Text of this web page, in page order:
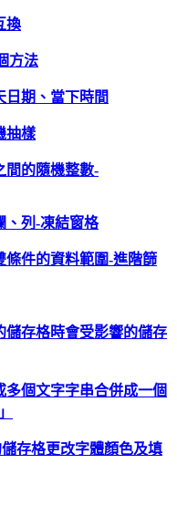
換
方法
日期、當下時間
抽樣
間的隨機整數-
、列 -凍結窗格
條件的資料範圍-進階篩
儲存格時會受影響的儲存
多個文字字串合併成一個
」
存格更改字體顏色及填